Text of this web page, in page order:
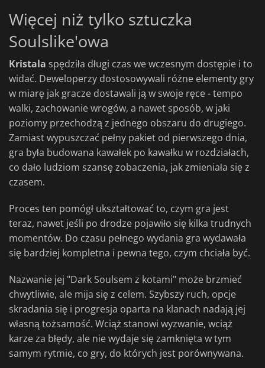
Więcej niż tylko sztuczka
Soulslike'owa
Kristala spędziła długi czas we wczesnym dostępie i to
widać. Deweloperzy dostosowywali różne elementy gry
w miarę jak gracze dostawali ją w swoje ręce - tempo
walki, zachowanie wrogów, a nawet sposób, w jaki
poziomy przechodzą z jednego obszaru do drugiego.
Zamiast wypuszczać pełny pakiet od pierwszego dnia,
gra była budowana kawałek po kawałku w rozdziałach,
co dało ludziom szansę zobaczenia, jak zmieniała się z
czasem.
Proces ten pomógł ukształtować to, czym gra jest
teraz, nawet jeśli po drodze pojawiło się kilka trudnych
momentów. Do czasu pełnego wydania gra wydawała
się bardziej kompletna i pewna tego, czym chciała być.
Nazwanie jej "Dark Soulsem z kotami" może brzmieć
chwytliwie, ale mija się z celem. Szybszy ruch, opcje
skradania się i progresja oparta na klanach nadają jej
własną tożsamość. Wciąż stanowi wyzwanie, wciąż
karze za błędy, ale nie wydaje się zamknięta w tym
samym rytmie, co gry, do których jest porównywana.